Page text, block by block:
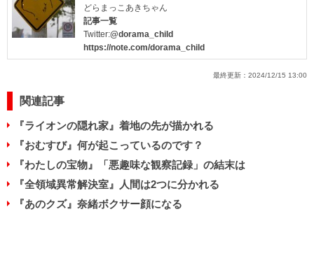
どらまっこあきちゃん
記事一覧
Twitter:@dorama_child
https://note.com/dorama_child
最終更新： 2024/12/15 13:00
関連記事
『ライオンの隠れ家』着地の先が描かれる
『おむすび』何が起こっているのです？
『わたしの宝物』「悪趣味な観察記録」の結末は
『全領域異常解決室』人間は2つに分かれる
『あのクズ』奈緒ボクサー顔になる